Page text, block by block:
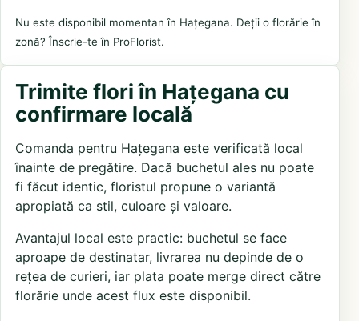
Nu este disponibil momentan în Hațegana. Deții o florărie în
zonă? Înscrie-te în ProFlorist.
Trimite flori în Hațegana cu
confirmare locală
Comanda pentru Hațegana este verificată local
înainte de pregătire. Dacă buchetul ales nu poate
fi făcut identic, floristul propune o variantă
apropiată ca stil, culoare și valoare.
Avantajul local este practic: buchetul se face
aproape de destinatar, livrarea nu depinde de o
rețea de curieri, iar plata poate merge direct către
florărie unde acest flux este disponibil.